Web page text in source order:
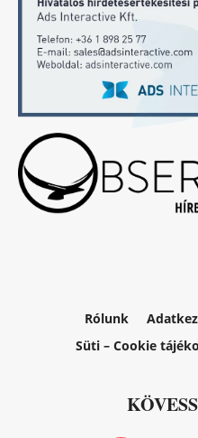
Rólunk
Süti – Cookie